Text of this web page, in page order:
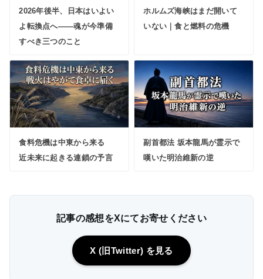
2026年後半、日本はいよい
よ転換点へ――魂が今準備
すべき三つのこと
ホルムズ海峡はまだ開いて
いない｜食と燃料の危機
食料危機は中東から来る
近未来に起きる連鎖の予言
副首都法 坂本龍馬が霊示で
嘆いた明治維新の逆
記事の感想をXにてお寄せください
X (旧Twitter) を見る